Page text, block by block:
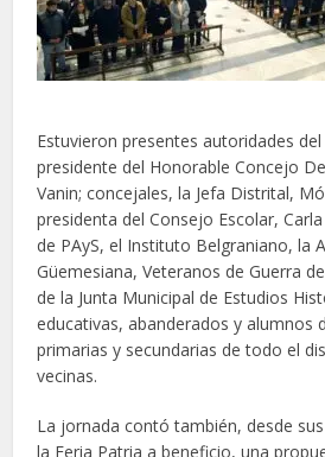
Estuvieron presentes autoridades
presidente del Honorable Concejo
Vanin; concejales, la Jefa Distrital,
presidenta del Consejo Escolar,
de PAyS, el Instituto Belgraniano, la
Güemesiana, Veteranos de Guerra
de la Junta Municipal de Estudios
educativas, abanderados y alumnos
primarias y secundarias de todo el
vecinas.
La jornada contó también, desde
la Feria Patria a beneficio, una